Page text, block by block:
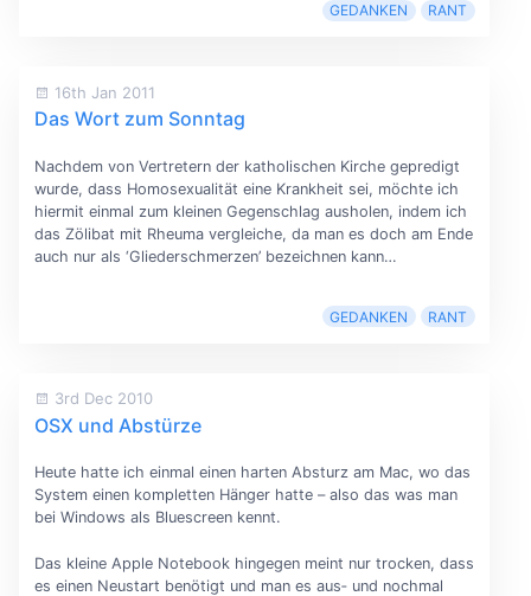
GEDANKEN RANT
16th Jan 2011
Das Wort zum Sonntag
Nachdem von Vertretern der katholischen Kirche gepredigt
wurde, dass Homosexualität eine Krankheit sei, möchte ich
hiermit einmal zum kleinen Gegenschlag ausholen, indem ich
das Zölibat mit Rheuma vergleiche, da man es doch am Ende
auch nur als ‘Gliederschmerzen’ bezeichnen kann…
GEDANKEN RANT
3rd Dec 2010
OSX und Abstürze
Heute hatte ich einmal einen harten Absturz am Mac, wo das
System einen kompletten Hänger hatte – also das was man
bei Windows als Bluescreen kennt.
Das kleine Apple Notebook hingegen meint nur trocken, dass
es einen Neustart benötigt und man es aus‐ und nochmal